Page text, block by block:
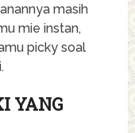
masih
mie instan,
picky soal
YANG